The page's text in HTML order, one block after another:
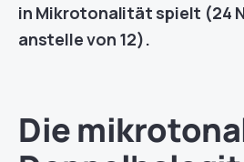
in Mikrotonalität spielt (24
anstelle von 12).
Die